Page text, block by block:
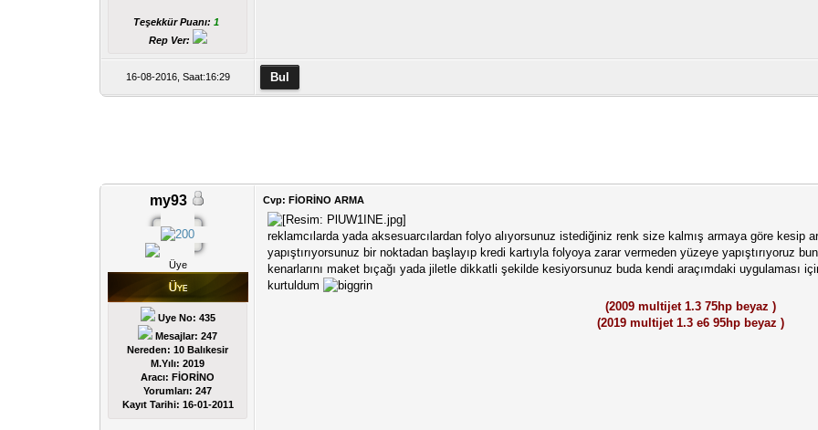
Teşekkür Puanı:1
Rep Ver:
16-08-2016, Saat:16:29
my93
Üye
Uye No: 435
Mesajlar: 247
Nereden: 10 Balıkesir
M.Yılı: 2019
Aracı: FİORİNO
Yorumları:247
Kayıt Tarihi: 16-01-2011
Cvp: FİORİNO ARMA
reklamcılarda yada aksesuarcılardan folyo alıyorsunuz istediğiniz renk size kalmış armaya göre kesip
yapıştırıyorsunuz bir noktadan başlayıp kredi kartıyla folyoya zarar vermeden yüzeye yapıştırıyoruz
kenarlarını maket bıçağı yada jiletle dikkatli şekilde kesiyorsunuz buda kendi araçımdaki uygulaması
kurtuldum
(2009 multijet 1.3 75hp beyaz )
(2019 multijet 1.3 e6 95hp beyaz )